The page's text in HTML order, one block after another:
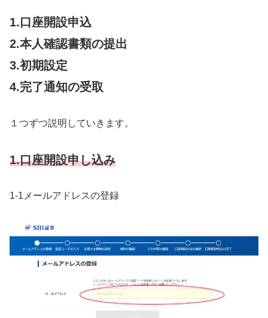
1.口座開設申込
2.本人確認書類の提出
3.初期設定
4.完了通知の受取
１つずつ説明していきます。
1.口座開設申し込み
1-1メールアドレスの登録